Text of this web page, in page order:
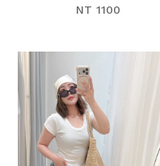
NT 1100